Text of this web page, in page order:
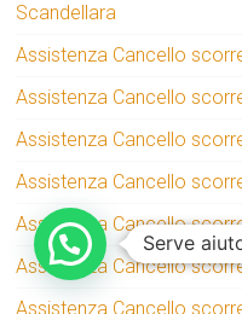
Scandellara
Assistenza Cancello
Assistenza Cancello
Assistenza Cancello
Assistenza Cancello
Assistenza Cancello
Assistenza Cancello
Assistenza Cancello
Serve